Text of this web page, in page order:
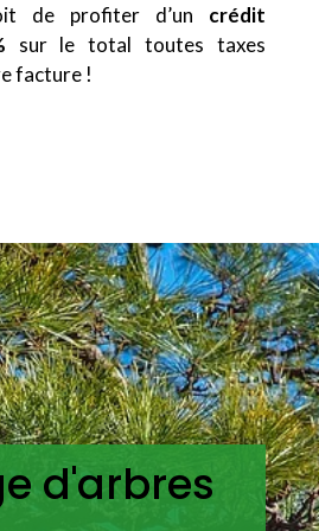
de profiter d’un crédit
sur le total toutes taxes
facture !
d'arbres